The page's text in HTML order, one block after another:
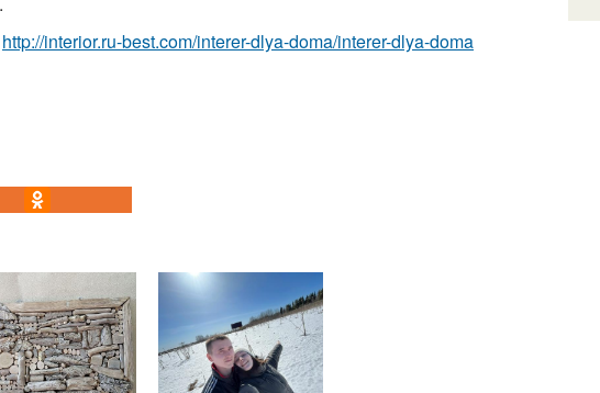
http://interior.ru-best.com/interer-dlya-doma/interer-dlya-doma